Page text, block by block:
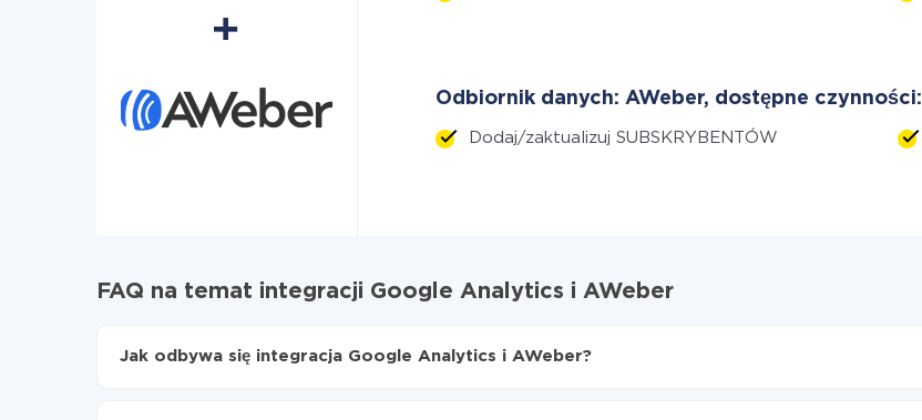
Odbiornik danych: AWeber, dostępne czynności:
Dodaj/zaktualizuj SUBSKRYBENTÓW
FAQ na temat integracji Google Analytics i AWeber
Jak odbywa się integracja Google Analytics i AWeber?